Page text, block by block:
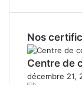
Nos
Centre de
décembre 21,